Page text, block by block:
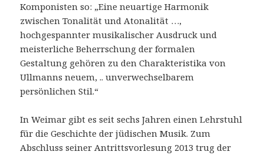
Komponisten so: „Eine neuartige Harmonik
zwischen Tonalität und Atonalität …,
hochgespannter musikalischer Ausdruck und
meisterliche Beherrschung der formalen
Gestaltung gehören zu den Charakteristika von
Ullmanns neuem, .. unverwechselbarem
persönlichen Stil.“
In Weimar gibt es seit sechs Jahren einen Lehrstuhl
für die Geschichte der jüdischen Musik. Zum
Abschluss seiner Antrittsvorlesung 2013 trug der